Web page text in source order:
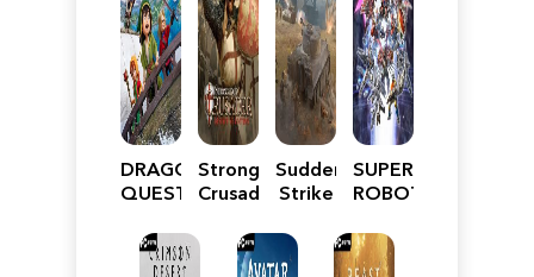
DRAGON
QUEST
Reimagined
Stronghold
Crusader:
Edition
Sudden
Strike
SUPER
ROBOT
Y